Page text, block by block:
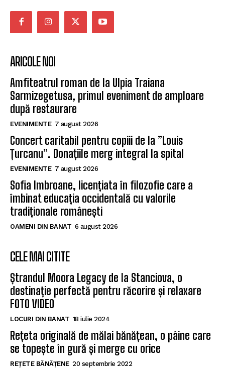
ARICOLE NOI
Amfiteatrul roman de la Ulpia Traiana
Sarmizegetusa, primul eveniment de amploare
după restaurare
EVENIMENTE 7 august 2026
Concert caritabil pentru copiii de la ”Louis
Țurcanu”. Donațiile merg integral la spital
EVENIMENTE 7 august 2026
Sofia Imbroane, licențiata în filozofie care a
îmbinat educația occidentală cu valorile
tradiționale românești
OAMENI DIN BANAT 6 august 2026
CELE MAI CITITE
Ștrandul Moora Legacy de la Stanciova, o
destinație perfectă pentru răcorire și relaxare
FOTO VIDEO
LOCURI DIN BANAT 18 iulie 2024
Rețeta originală de mălai bănățean, o pâine care
se topește în gură și merge cu orice
REȚETE BĂNĂȚENE 20 septembrie 2022